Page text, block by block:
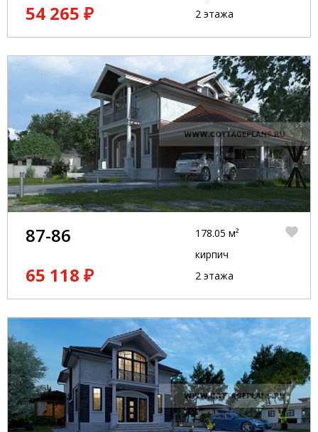
54 265 ₽
2 этажа
87-86
65 118 ₽
178.05 м²
кирпич
2 этажа